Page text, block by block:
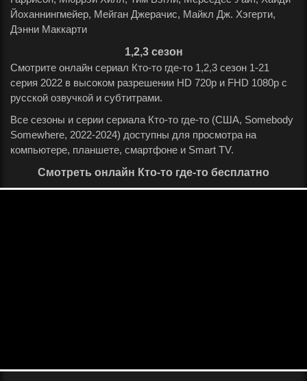
Йоханнингмейер, Мейган Джерачис, Майкл Дж. Хэгерти,
Дэнни Маккарти
1,2,3 сезон
Смотрите онлайн сериал Кто-то где-то 1,2,3 сезон 1-21
серия 2022 в высоком разрешении HD 720p и FHD 1080p с
русской озвучкой и субтитрами.
Все сезоны и серии сериала Кто-то где-то (США, Somebody
Somewhere, 2022-2024) доступны для просмотра на
компьютере, планшете, смартфоне и Smart TV.
Смотреть онлайн Кто-то где-то бесплатно